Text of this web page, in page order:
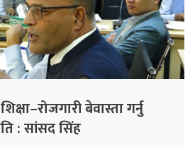
बेवास्ता गर्नु
: सांसद सिंह